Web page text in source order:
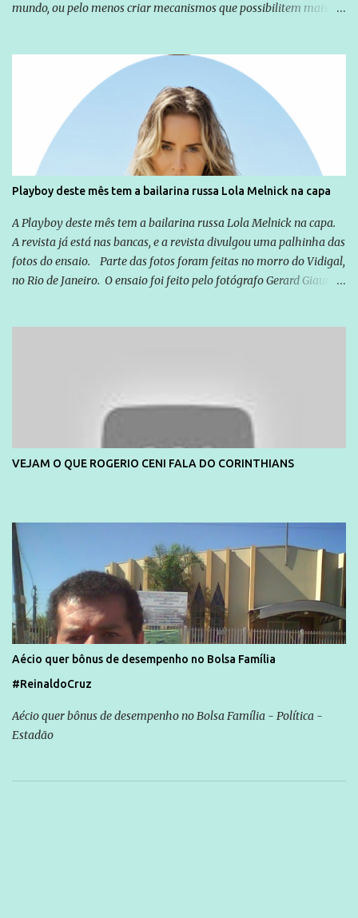
mundo, ou pelo menos criar mecanismos que possibilitem mais e
empreendedor da comunicação, que além de informação
cotidiana, corriqueira e cada vez mais preocupantes, do tipo que
você já esta acostumado a ver neste espaço, vou trabalhar a ideia
que possibilite distribuir não só informações, mas que gere de
forma consistente a riqueza do conhecimento... Exemplo: o
cidadão brasileiro não precisa só ser informado sobre operações
da Lava Jato, Reformas que podem retirar ou não direitos, ou
quem vai ser preso ou não; é preciso levar até as pessoas, do mais
simples ao mais burguês, o que diz a nossa Constituição, quais são
seus direitos e deveres em ...
Playboy deste mês tem a bailarina russa Lola Melnick na capa
A Playboy deste mês tem a bailarina russa Lola Melnick na capa.
A revista já está nas bancas, e a revista divulgou uma palhinha das
fotos do ensaio. Parte das fotos foram feitas no morro do Vidigal,
no Rio de Janeiro. O ensaio foi feito pelo fotógrafo Gerard Giaume
VEJAM O QUE ROGERIO CENI FALA DO CORINTHIANS
Aécio quer bônus de desempenho no Bolsa Família
#ReinaldoCruz
Aécio quer bônus de desempenho no Bolsa Família - Política -
Estadão